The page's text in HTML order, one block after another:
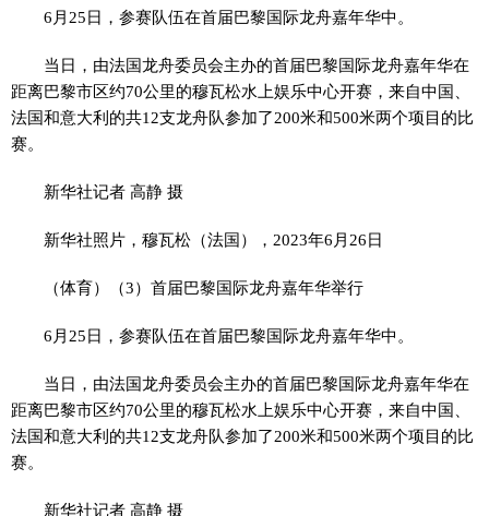
6月25日，参赛队伍在首届巴黎国际龙舟嘉年华中。
当日，由法国龙舟委员会主办的首届巴黎国际龙舟嘉年华在
距离巴黎市区约70公里的穆瓦松水上娱乐中心开赛，来自中国、
法国和意大利的共12支龙舟队参加了200米和500米两个项目的比
赛。
新华社记者 高静 摄
新华社照片，穆瓦松（法国），2023年6月26日
（体育）（3）首届巴黎国际龙舟嘉年华举行
6月25日，参赛队伍在首届巴黎国际龙舟嘉年华中。
当日，由法国龙舟委员会主办的首届巴黎国际龙舟嘉年华在
距离巴黎市区约70公里的穆瓦松水上娱乐中心开赛，来自中国、
法国和意大利的共12支龙舟队参加了200米和500米两个项目的比
赛。
新华社记者 高静 摄